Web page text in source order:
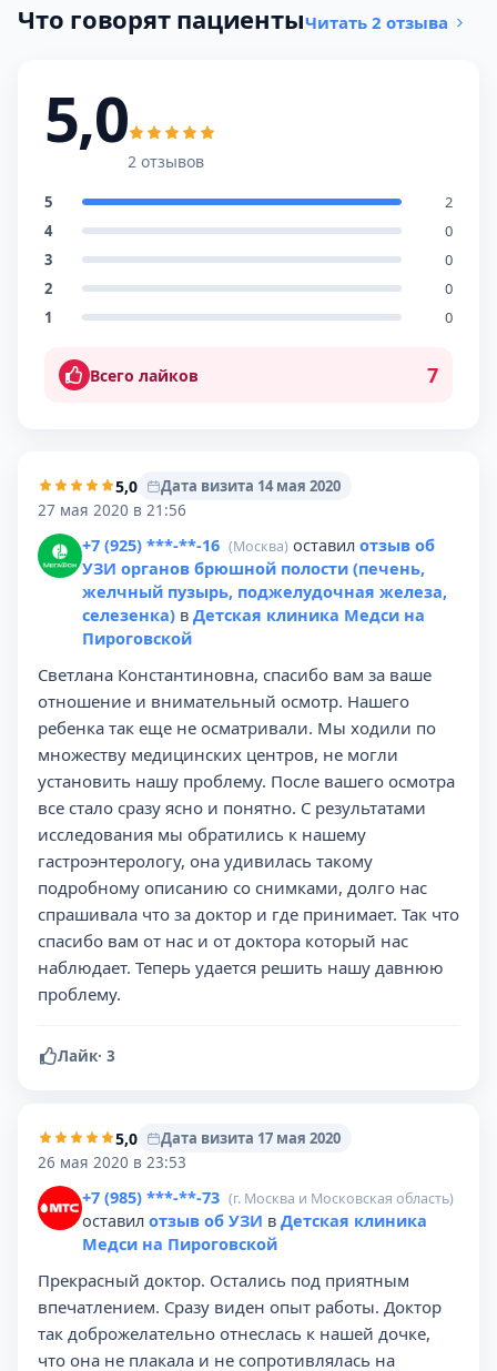
Что говорят пациентыЧитать 2 отзыва
5,0
2 отзывов
5
2
4
0
3
0
2
0
1
0
Всего лайков 7
5,0
Дата визита 14 мая 2020
27 мая 2020 в 21:56
+7 (925) ***-**-16 (Москва) оставил отзыв об
УЗИ органов брюшной полости (печень,
желчный пузырь, поджелудочная железа,
селезенка) в Детская клиника Медси на
Пироговской
Светлана Константиновна, спасибо вам за ваше
отношение и внимательный осмотр. Нашего
ребенка так еще не осматривали. Мы ходили по
множеству медицинских центров, не могли
установить нашу проблему. После вашего осмотра
все стало сразу ясно и понятно. С результатами
исследования мы обратились к нашему
гастроэнтерологу, она удивилась такому
подробному описанию со снимками, долго нас
спрашивала что за доктор и где принимает. Так что
спасибо вам от нас и от доктора который нас
наблюдает. Теперь удается решить нашу давнюю
проблему.
Лайк· 3
5,0
Дата визита 17 мая 2020
26 мая 2020 в 23:53
+7 (985) ***-**-73 (г. Москва и Московская область)
оставил отзыв об УЗИ в Детская клиника
Медси на Пироговской
Прекрасный доктор. Остались под приятным
впечатлением. Сразу виден опыт работы. Доктор
так доброжелательно отнеслась к нашей дочке,
что она не плакала и не сопротивлялась на